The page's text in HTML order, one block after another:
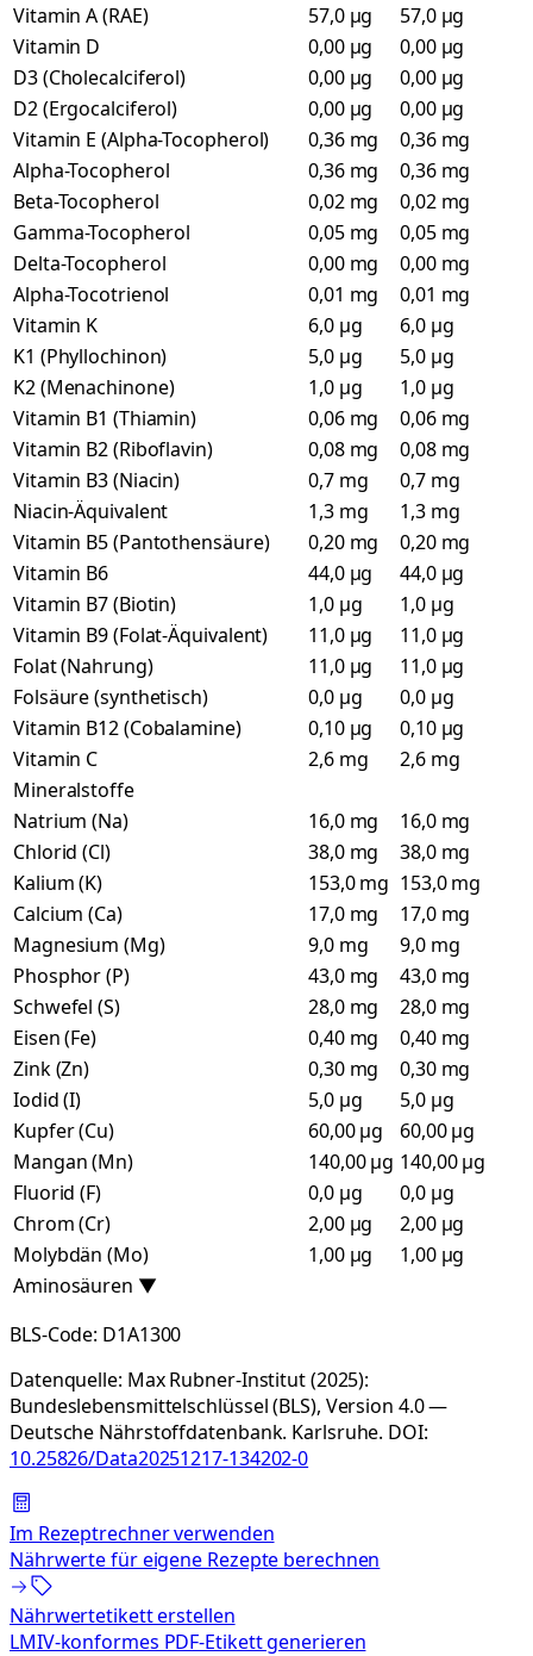
Vitamin A (RAE)
57,0 µg
57,0 µg
Vitamin D
0,00 µg
0,00 µg
D3 (Cholecalciferol)
0,00 µg
0,00 µg
D2 (Ergocalciferol)
0,00 µg
0,00 µg
Vitamin E (Alpha-Tocopherol)
0,36 mg
0,36 mg
Alpha-Tocopherol
0,36 mg
0,36 mg
Beta-Tocopherol
0,02 mg
0,02 mg
Gamma-Tocopherol
0,05 mg
0,05 mg
Delta-Tocopherol
0,00 mg
0,00 mg
Alpha-Tocotrienol
0,01 mg
0,01 mg
Vitamin K
6,0 µg
6,0 µg
K1 (Phyllochinon)
5,0 µg
5,0 µg
K2 (Menachinone)
1,0 µg
1,0 µg
Vitamin B1 (Thiamin)
0,06 mg
0,06 mg
Vitamin B2 (Riboflavin)
0,08 mg
0,08 mg
Vitamin B3 (Niacin)
0,7 mg
0,7 mg
Niacin-Äquivalent
1,3 mg
1,3 mg
Vitamin B5 (Pantothensäure)
0,20 mg
0,20 mg
Vitamin B6
44,0 µg
44,0 µg
Vitamin B7 (Biotin)
1,0 µg
1,0 µg
Vitamin B9 (Folat-Äquivalent)
11,0 µg
11,0 µg
Folat (Nahrung)
11,0 µg
11,0 µg
Folsäure (synthetisch)
0,0 µg
0,0 µg
Vitamin B12 (Cobalamine)
0,10 µg
0,10 µg
Vitamin C
2,6 mg
2,6 mg
Mineralstoffe
Natrium (Na)
16,0 mg
16,0 mg
Chlorid (Cl)
38,0 mg
38,0 mg
Kalium (K)
153,0 mg 153,0 mg
Calcium (Ca)
17,0 mg
17,0 mg
Magnesium (Mg)
9,0 mg
9,0 mg
Phosphor (P)
43,0 mg
43,0 mg
Schwefel (S)
28,0 mg
28,0 mg
Eisen (Fe)
0,40 mg
0,40 mg
Zink (Zn)
0,30 mg
0,30 mg
Iodid (I)
5,0 µg
5,0 µg
Kupfer (Cu)
60,00 µg
60,00 µg
Mangan (Mn)
140,00 µg 140,00 µg
Fluorid (F)
0,0 µg
0,0 µg
Chrom (Cr)
2,00 µg
2,00 µg
Molybdän (Mo)
1,00 µg
1,00 µg
Aminosäuren ▼
BLS-Code: D1A1300
Datenquelle: Max Rubner-Institut (2025):
Bundeslebensmittelschlüssel (BLS), Version 4.0 —
Deutsche Nährstoffdatenbank. Karlsruhe. DOI:
10.25826/Data20251217-134202-0
Im Rezeptrechner verwenden
Nährwerte für eigene Rezepte berechnen
Nährwertetikett erstellen
LMIV-konformes PDF-Etikett generieren